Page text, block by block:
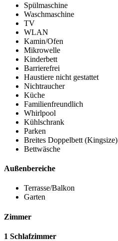
Spülmaschine
Waschmaschine
TV
WLAN
Kamin/Ofen
Mikrowelle
Kinderbett
Barrierefrei
Haustiere nicht gestattet
Nichtraucher
Küche
Familienfreundlich
Whirlpool
Kühlschrank
Parken
Breites Doppelbett (Kingsize)
Bettwäsche
Außenbereiche
Terrasse/Balkon
Garten
Zimmer
1 Schlafzimmer